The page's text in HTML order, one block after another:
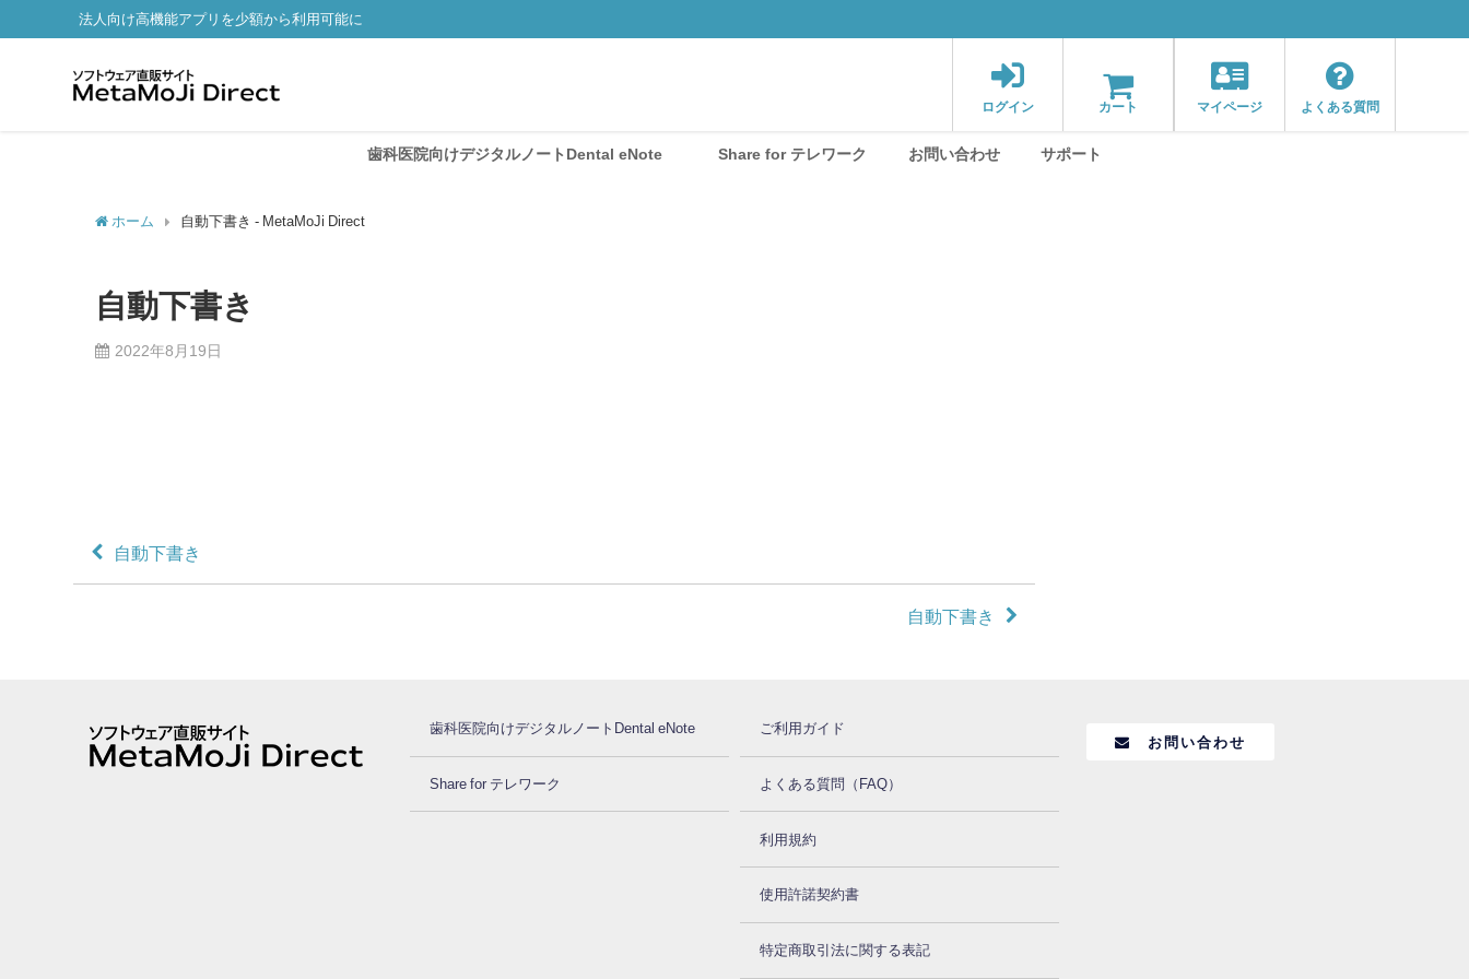
法人向け高機能アプリを少額から利用可能に
ログイン カート マイページ よくある質問
歯科医院向けデジタルノートDental eNote® Share for テレワーク お問い合わせ サポート
ホーム 自動下書き - MetaMoJi Direct
自動下書き
2022年8月19日
自動下書き
自動下書き
歯科医院向けデジタルノートDental eNote®
Share for テレワーク
ご利用ガイド
よくある質問（FAQ）
利用規約
使用許諾契約書
特定商取引法に関する表記
お問い合わせ